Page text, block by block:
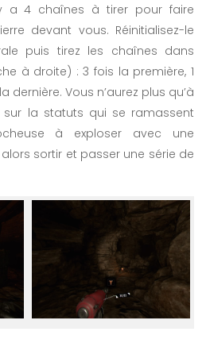
a 4 chaînes à tirer pour faire
devant vous. Réinitialisez-le
puis tirez les chaînes dans
à droite) : 3 fois la première, 1
dernière. Vous n’aurez plus qu’à
sur la statuts qui se ramassent
à exploser avec une
sortir et passer une série de